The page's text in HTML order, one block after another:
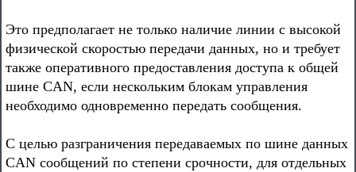
Это предполагает не только наличие линии с высокой
физической скоростью передачи данных, но и требует
также оперативного предоставления доступа к общей
шине CAN, если нескольким блокам управления
необходимо одновременно передать сообщения.
С целью разграничения передаваемых по шине данных
CAN сообщений по степени срочности, для отдельных